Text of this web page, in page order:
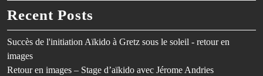
Recent Posts
Succès de l'initiation Aïkido à Gretz sous le soleil - retour en
images
Retour en images – Stage d’aïkido avec Jérome Andries